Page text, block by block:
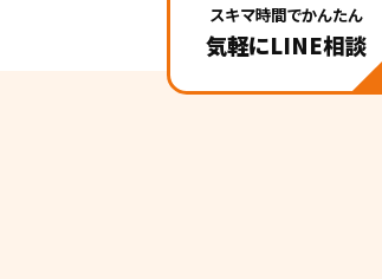
スキマ時間でかんたん
気軽にLINE相談